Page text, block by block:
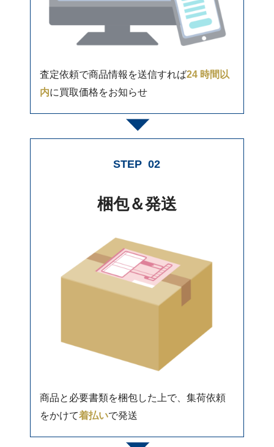
査定依頼で商品情報を送信すれば24 時間以
内に買取価格をお知らせ
STEP 02
梱包＆発送
商品と必要書類を梱包した上で、集荷依頼
をかけて着払いで発送